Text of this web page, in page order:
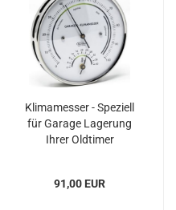
Klimamesser - Speziell
für Garage Lagerung
Ihrer Oldtimer
91,00 EUR